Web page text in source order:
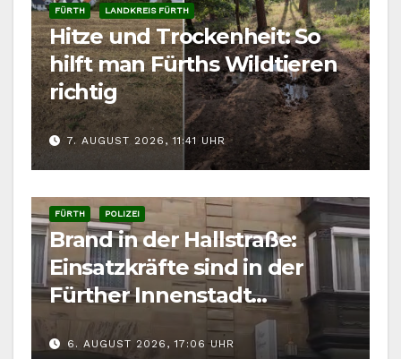
FÜRTH LANDKREIS FÜRTH
Hitze und Trockenheit: So
hilft man Fürths Wildtieren
richtig
7. AUGUST 2026, 11:41 UHR
FÜRTH POLIZEI
Brand in der Hallstraße:
Einsatzkräfte sind in der
Fürther Innenstadt
gefordert
6. AUGUST 2026, 17:06 UHR